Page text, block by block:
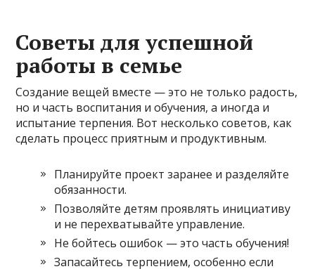
Советы для успешной
работы в семье
Создание вещей вместе — это не только радость,
но и часть воспитания и обучения, а иногда и
испытание терпения. Вот несколько советов, как
сделать процесс приятным и продуктивным.
Планируйте проект заранее и разделяйте
обязанности.
Позволяйте детям проявлять инициативу
и не перехватывайте управление.
Не бойтесь ошибок — это часть обучения!
Запасайтесь терпением, особенно если